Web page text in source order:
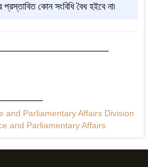
প্রস্তাবিত কোন সংবিধি বৈধ হইবে না৷
and Parliamentary Affairs Division
and Parliamentary Affairs